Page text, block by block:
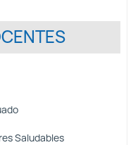
Saludables